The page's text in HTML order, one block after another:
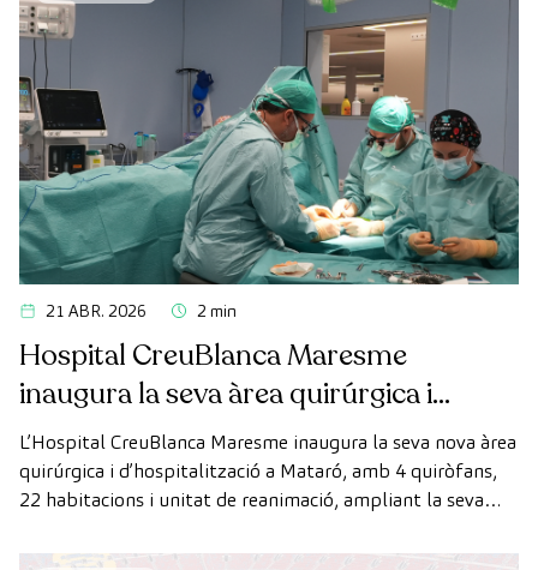
21 ABR. 2026 2 min
Hospital CreuBlanca Maresme
inaugura la seva àrea quirúrgica i
d’hospitalització
L’Hospital CreuBlanca Maresme inaugura la seva nova àrea
quirúrgica i d’hospitalització a Mataró, amb 4 quiròfans,
22 habitacions i unitat de reanimació, ampliant la seva